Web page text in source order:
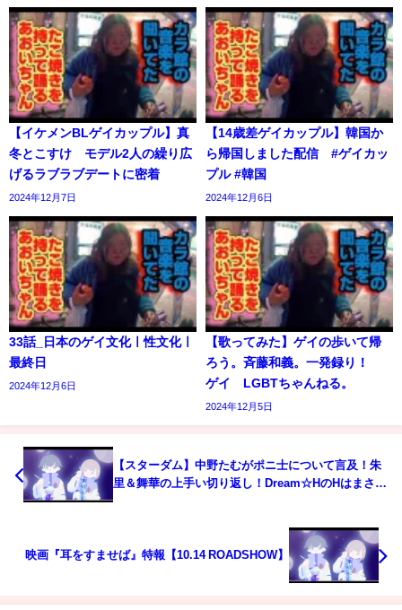
【イケメンBLゲイカップル】真
冬とこすけ モデル2人の繰り広
げるラブラブデートに密着
2024年12月7日
【14歳差ゲイカップル】韓国か
ら帰国しました配信 #ゲイカッ
プル #韓国
2024年12月6日
33話_日本のゲイ文化ㅣ性文化ㅣ
最終日
2024年12月6日
【歌ってみた】ゲイの歩いて帰
ろう。斉藤和義。一発録り！
ゲイ LGBTちゃんねる。
2024年12月5日
【スターダム】中野たむがポニ士について言及！朱
里＆舞華の上手い切り返し！Dream☆HのHはまさか
映画『耳をすませば』特報【10.14 ROADSHOW】